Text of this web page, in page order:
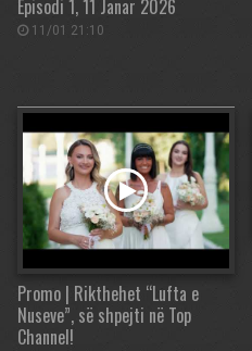
Episodi 1, 11 Janar 2026
11/01 21:10
Promo | Rikthehet “Lufta e
Nuseve”, së shpejti në Top
Channel!